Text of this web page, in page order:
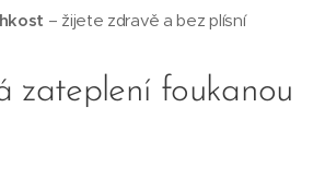
– žijete zdravě a bez plísní
zateplení foukanou